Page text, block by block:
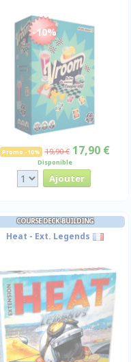
-10%
Promo -10% 19,90 € 17,90 €
Disponible
COURSE DECK-BUILDING
Heat - Ext. Legends